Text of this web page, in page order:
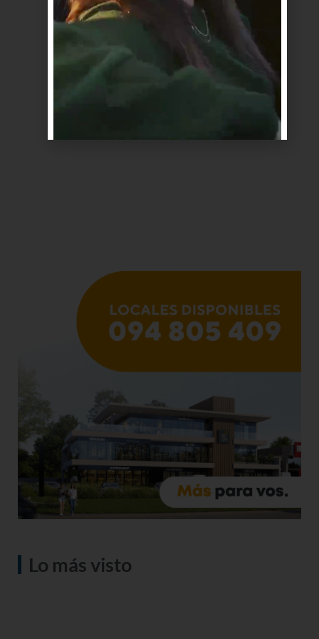
Lo más visto